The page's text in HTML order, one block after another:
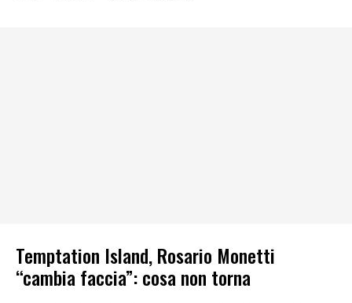
Temptation Island, Rosario Monetti
“cambia faccia”: cosa non torna